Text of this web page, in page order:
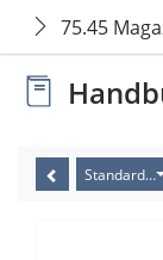
75.45